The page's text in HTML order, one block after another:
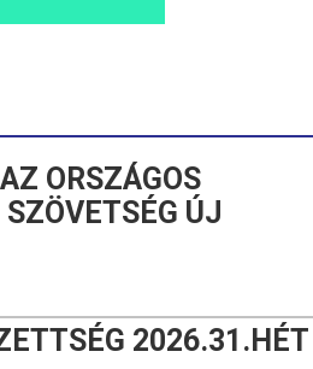
ORSZÁGOS
ÚJ
2026.31.HÉT